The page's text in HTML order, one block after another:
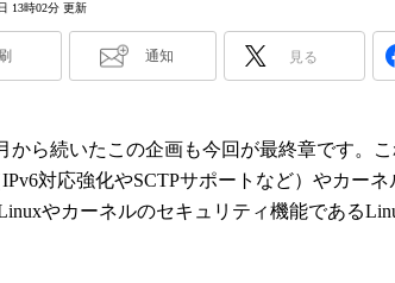
13時02分 更新
通知 見る
から続いたこの企画も今回が最終章です。
対応強化やSCTPサポートなど）やカーネ
やカーネルのセキュリティ機能である